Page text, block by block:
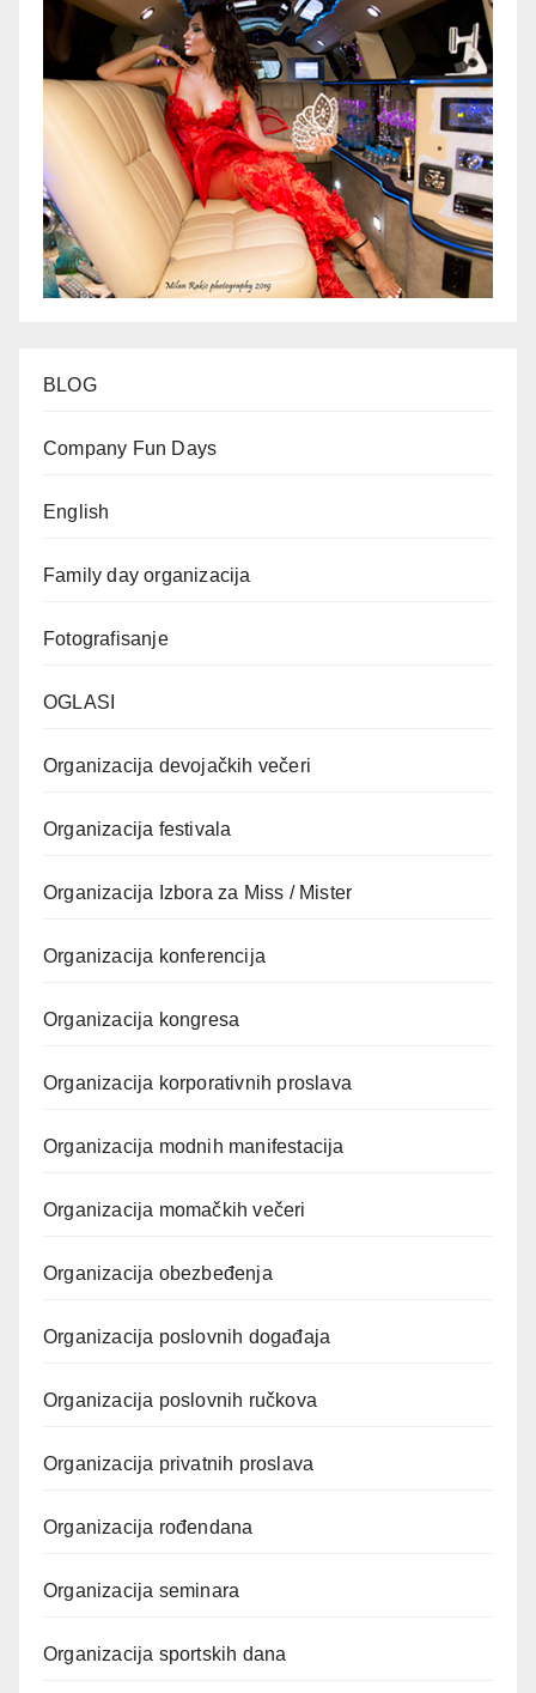
BLOG
Company Fun Days
English
Family day organizacija
Fotografisanje
OGLASI
Organizacija devojačkih večeri
Organizacija festivala
Organizacija Izbora za Miss / Mister
Organizacija konferencija
Organizacija kongresa
Organizacija korporativnih proslava
Organizacija modnih manifestacija
Organizacija momačkih večeri
Organizacija obezbeđenja
Organizacija poslovnih događaja
Organizacija poslovnih ručkova
Organizacija privatnih proslava
Organizacija rođendana
Organizacija seminara
Organizacija sportskih dana